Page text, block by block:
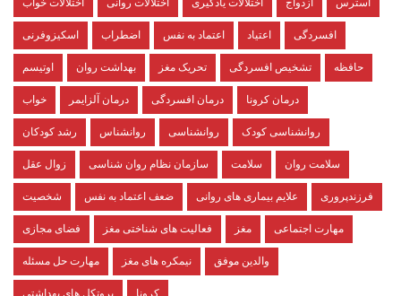
اختلالات خواب اختلالات روانی اختلالات یادگیری ازدواج استرس
اسکیزوفرنی اضطراب اعتماد به نفس اعتیاد افسردگی
اوتیسم بهداشت روان تحریک مغز تشخیص افسردگی حافظه
خواب درمان آلزایمر درمان افسردگی درمان کرونا
رشد کودکان روانشناس روانشناسی روانشناسی کودک
زوال عقل سازمان نظام روان شناسی سلامت سلامت روان
شخصیت ضعف اعتماد به نفس علایم بیماری های روانی فرزندپروری
فضای مجازی فعالیت های شناختی مغز مغز مهارت اجتماعی
مهارت حل مسئله نیمکره های مغز والدین موفق
پروتکل های بهداشتی کرونا